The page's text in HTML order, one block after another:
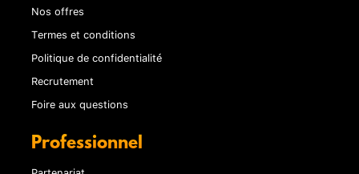
Nos offres
Termes et conditions
Politique de confidentialité
Recrutement
Foire aux questions
Professionnel